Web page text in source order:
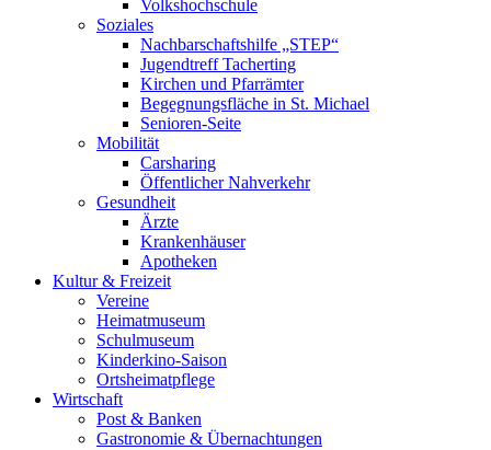
Volkshochschule
Soziales
Nachbarschaftshilfe „STEP“
Jugendtreff Tacherting
Kirchen und Pfarrämter
Begegnungsfläche in St. Michael
Senioren-Seite
Mobilität
Carsharing
Öffentlicher Nahverkehr
Gesundheit
Ärzte
Krankenhäuser
Apotheken
Kultur & Freizeit
Vereine
Heimatmuseum
Schulmuseum
Kinderkino-Saison
Ortsheimatpflege
Wirtschaft
Post & Banken
Gastronomie & Übernachtungen